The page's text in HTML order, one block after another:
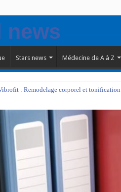
Stars news Médecine de A à Z
: Remodelage corporel et tonification